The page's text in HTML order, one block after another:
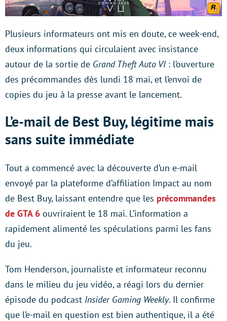
Plusieurs informateurs ont mis en doute, ce week-end,
deux informations qui circulaient avec insistance
autour de la sortie de Grand Theft Auto VI: l’ouverture
des précommandes dès lundi 18 mai, et l’envoi de
copies du jeu à la presse avant le lancement.
L’e-mail de Best Buy, légitime mais
sans suite immédiate
Tout a commencé avec la découverte d’un e-mail
envoyé par la plateforme d’affiliation Impact au nom
de Best Buy, laissant entendre que les précommandes
de GTA 6 ouvriraient le 18 mai. L’information a
rapidement alimenté les spéculations parmi les fans
du jeu.
Tom Henderson, journaliste et informateur reconnu
dans le milieu du jeu vidéo, a réagi lors du dernier
épisode du podcast Insider Gaming Weekly. Il confirme
que l’e-mail en question est bien authentique, il a été